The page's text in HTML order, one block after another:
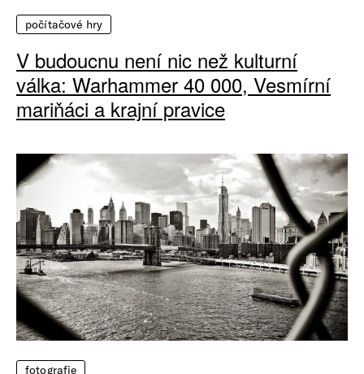
počítačové hry
V budoucnu není nic než kulturní
válka: Warhammer 40 000, Vesmírní
mariňáci a krajní pravice
fotografie